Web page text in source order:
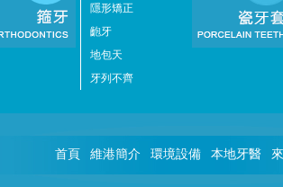
隱形矯正
齙牙
地包天
牙列不齊
首頁 維港簡介 環境設備 本地牙醫